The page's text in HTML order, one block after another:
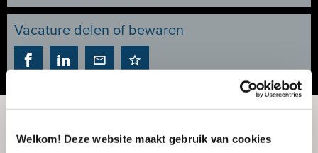
Welkom! Deze website maakt gebruik van cookies
Vacature delen of bewaren